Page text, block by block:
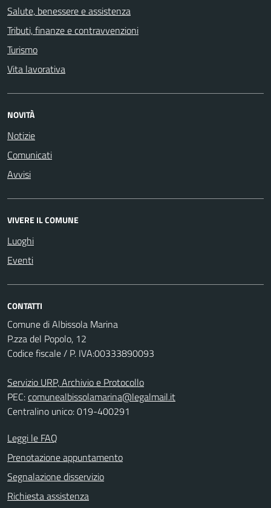
Salute, benessere e assistenza
Tributi, finanze e contravvenzioni
Turismo
Vita lavorativa
NOVITÀ
Notizie
Comunicati
Avvisi
VIVERE IL COMUNE
Luoghi
Eventi
CONTATTI
Comune di Albissola Marina
P.zza del Popolo, 12
Codice fiscale / P. IVA:00333890093
Servizio URP, Archivio e Protocollo
PEC:comunealbissolamarina@legalmail.it
Centralino unico: 019-400291
Leggi le FAQ
Prenotazione appuntamento
Segnalazione disservizio
Richiesta assistenza